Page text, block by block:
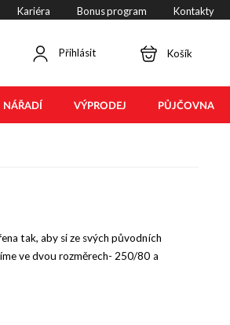
Kariéra Bonus program Kontakty
Přihlásit Košík
NÁŘADÍ VÝPRODEJ PŮJČOVNA
tak, aby si ze svých původních
ve dvou rozměrech- 250/80 a